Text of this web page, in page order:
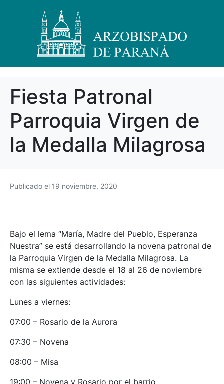
Fiesta Patronal
Parroquia Virgen de
la Medalla Milagrosa
Publicado el 19 noviembre, 2020
Bajo el lema “María, Madre del Pueblo, Esperanza
Nuestra” se está desarrollando la novena patronal de
la Parroquia Virgen de la Medalla Milagrosa. La
misma se extiende desde el 18 al 26 de noviembre
con las siguientes actividades:
Lunes a viernes:
07:00 – Rosario de la Aurora
07:30 – Novena
08:00 – Misa
19:00 – Novena y Rosario por el barrio.